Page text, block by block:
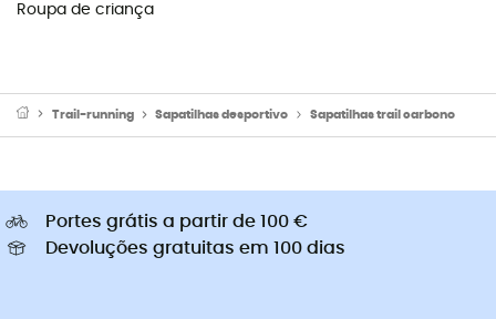
Roupa de criança
Trail-running Sapatilhas desportivo Sapatilhas trail carbono
Portes grátis a partir de 100 €
Devoluções gratuitas em 100 dias